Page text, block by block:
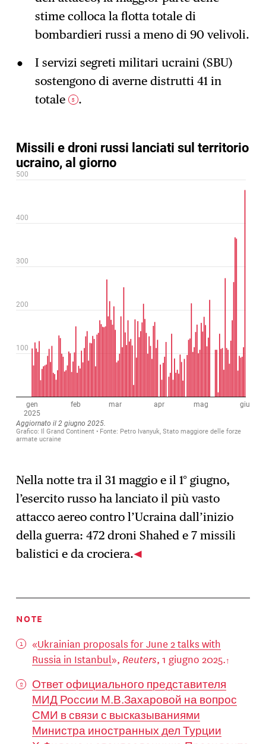
stime colloca la flotta totale di
bombardieri russi a meno di 90 velivoli.
I servizi segreti militari ucraini (SBU)
sostengono di averne distrutti 41 in
totale
5 .
Nella notte tra il 31 maggio e il 1° giugno,
l’esercito russo ha lanciato il più vasto
attacco aereo contro l’Ucraina dall’inizio
della guerra: 472 droni Shahed e 7 missili
balistici e da crociera.
NOTE
«Ukrainian proposals for June 2 talks with
Russia in Istanbul», Reuters, 1 giugno 2025.
Ответ официального представителя
МИД России М.В.Захаровой на вопрос
СМИ в связи с высказываниями
Министра иностранных дел Турции